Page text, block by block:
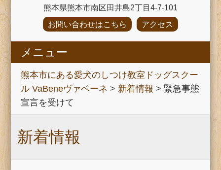
熊本県熊本市南区田井島2丁目4-7-101
お問い合わせはこちら
アクセス
メニュー
HOME
VaBeneのご紹介
しつけ教室
犬のほいくえん
パピーパーティー
飼い主塾
プロフィール
ブログ
熊本市にある愛犬のしつけ教室ドッグスクー
ル VaBeneヴァベーネ > 新着情報 > 緊急事態
宣言を受けて
新着情報